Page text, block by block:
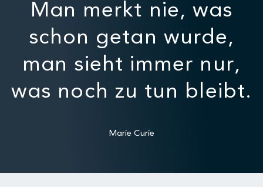
Man merkt nie, was
schon getan wurde,
man sieht immer nur,
was noch zu tun bleibt.
Marie Curie